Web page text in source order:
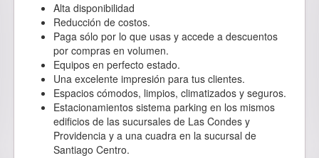
Alta disponibilidad
Reducción de costos.
Paga sólo por lo que usas y accede a descuentos
por compras en volumen.
Equipos en perfecto estado.
Una excelente impresión para tus clientes.
Espacios cómodos, limpios, climatizados y seguros.
Estacionamientos sistema parking en los mismos
edificios de las sucursales de Las Condes y
Providencia y a una cuadra en la sucursal de
Santiago Centro.